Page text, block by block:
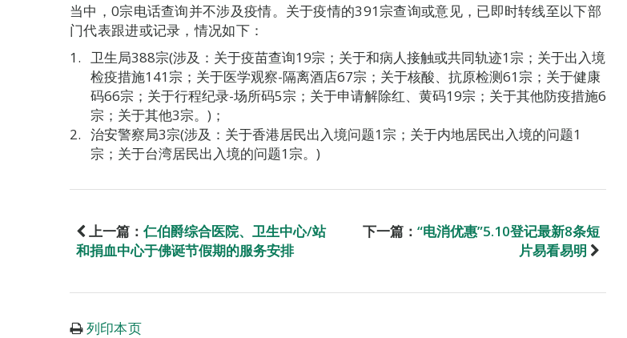
当中，0宗电话查询并不涉及疫情。关于疫情的391宗查询或意见，已即时转线至以下部
门代表跟进或记录，情况如下：
卫生局388宗(涉及：关于疫苗查询19宗；关于和病人接触或共同轨迹1宗；关于出入境
检疫措施141宗；关于医学观察-隔离酒店67宗；关于核酸、抗原检测61宗；关于健康
码66宗；关于行程纪录-场所码5宗；关于申请解除红、黄码19宗；关于其他防疫措施6
宗；关于其他3宗。)；
治安警察局3宗(涉及：关于香港居民出入境问题1宗；关于内地居民出入境的问题1
宗；关于台湾居民出入境的问题1宗。)
上一篇：仁伯爵综合医院、卫生中心/站
和捐血中心于佛诞节假期的服务安排
下一篇： “电消优惠”5.10登记最新8条短
片易看易明
列印本页